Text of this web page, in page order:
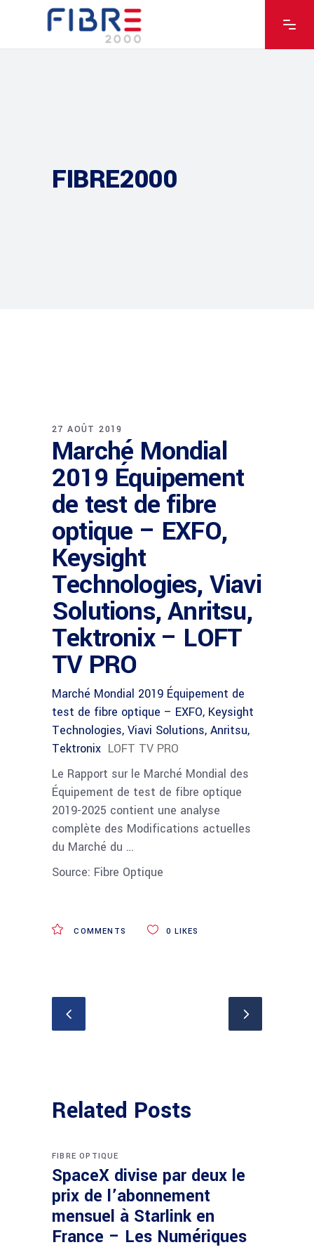
FIBRE2000
27 AOÛT 2019
Marché Mondial
2019 Équipement
de test de fibre
optique – EXFO,
Keysight
Technologies, Viavi
Solutions, Anritsu,
Tektronix – LOFT
TV PRO
Marché Mondial 2019 Équipement de
test de fibre optique – EXFO, Keysight
Technologies, Viavi Solutions, Anritsu,
Tektronix LOFT TV PRO
Le Rapport sur le Marché Mondial des
Équipement de test de fibre optique
2019-2025 contient une analyse
complète des Modifications actuelles
du Marché du …
Source: Fibre Optique
COMMENTS 0 LIKES
Related Posts
FIBRE OPTIQUE
SpaceX divise par deux le
prix de l’abonnement
mensuel à Starlink en
France – Les Numériques